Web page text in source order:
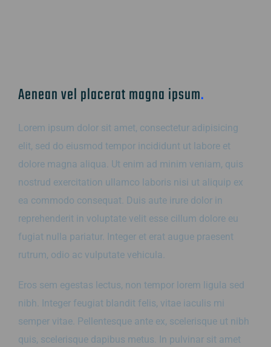
Aenean vel placerat magna ipsum.
Lorem ipsum dolor sit amet, consectetur adipisicing
elit, sed do eiusmod tempor incididunt ut labore et
dolore magna aliqua. Ut enim ad minim veniam, quis
nostrud exercitation ullamco laboris nisi ut aliquip ex
ea commodo consequat. Duis aute irure dolor in
reprehenderit in voluptate velit esse cillum dolore eu
fugiat nulla pariatur. Integer et erat augue praesent
rutrum, odio ac vulputate vehicula.
Eros sem egestas lectus, non tempor lorem ligula sed
nibh. Integer feugiat blandit felis, vitae iaculis mi
semper vitae. Pellentesque ante ex, scelerisque ut nibh
quis, scelerisque dapibus metus. In pulvinar sit amet